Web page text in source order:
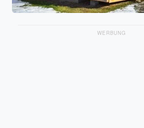
WERBUNG